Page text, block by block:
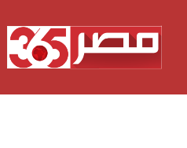
المحتوى